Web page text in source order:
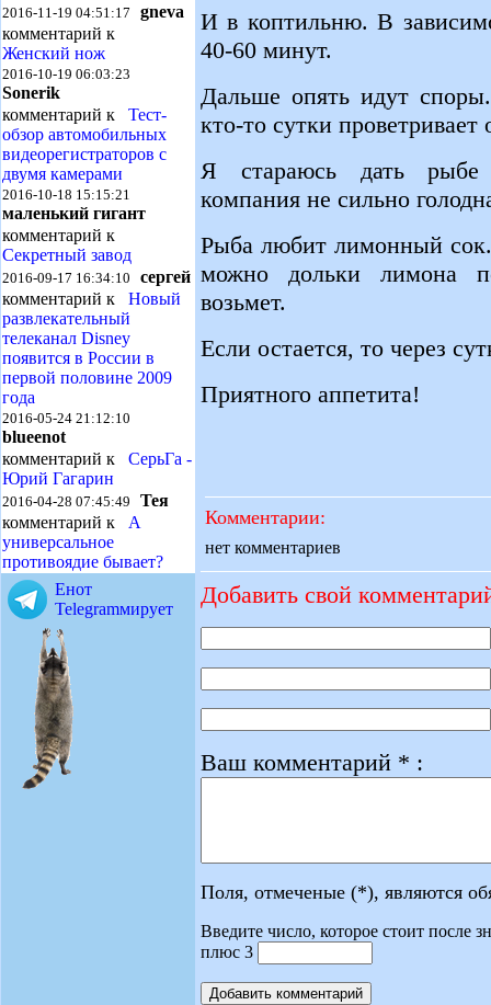
2016-11-19 04:51:17 gneva
комментарий к
Женский нож
2016-10-19 06:03:23
Sonerik
комментарий к Тест-
обзор автомобильных
видеорегистраторов с
двумя камерами
2016-10-18 15:15:21
маленький гигант
комментарий к
Секретный завод
2016-09-17 16:34:10 сергей
комментарий к Новый
развлекательный
телеканал Disney
появится в России в
первой половине 2009
года
2016-05-24 21:12:10
blueenot
комментарий к СерьГа -
Юрий Гагарин
2016-04-28 07:45:49 Тея
комментарий к А
универсальное
противоядие бывает?
Енот
Telegramмирует
И в коптильню. В
40-60 минут.
Дальше опять идут
кто-то сутки
Я стараюсь дать рыбе
компания не сильно
Рыба любит лимонный
можно дольки лимона
возьмет.
Если остается, то через
Приятного аппетита!
Комментарии:
нет комментариев
Добавить свой
Ваш комментарий * :
Поля, отмеченые (*), являются
Введите число, которое стоит после
плюс 3